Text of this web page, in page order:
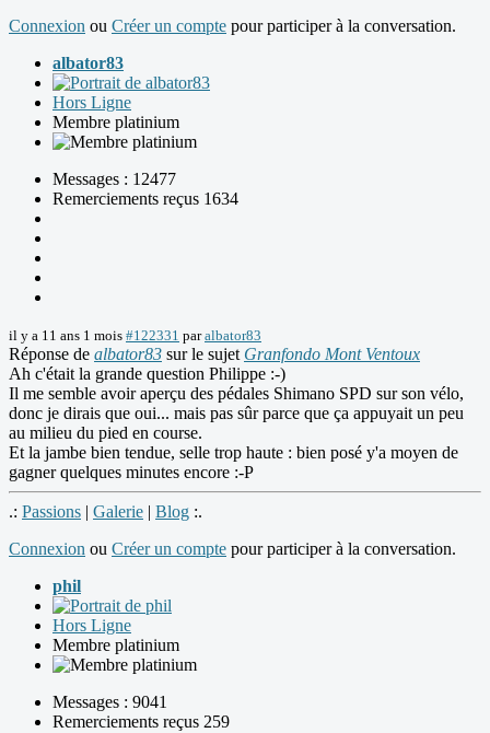
Connexion ou Créer un compte pour participer à la conversation.
albator83
Hors Ligne
Membre platinium
Messages : 12477
Remerciements reçus 1634
il y a 11 ans 1 mois #122331 paralbator83
Réponse de albator83 sur le sujet Granfondo Mont Ventoux
Ah c'était la grande question Philippe :-)
Il me semble avoir aperçu des pédales Shimano SPD sur son vélo,
donc je dirais que oui... mais pas sûr parce que ça appuyait un peu
au milieu du pied en course.
Et la jambe bien tendue, selle trop haute : bien posé y'a moyen de
gagner quelques minutes encore :-P
.: Passions | Galerie | Blog :.
Connexion ou Créer un compte pour participer à la conversation.
phil
Hors Ligne
Membre platinium
Messages : 9041
Remerciements reçus 259